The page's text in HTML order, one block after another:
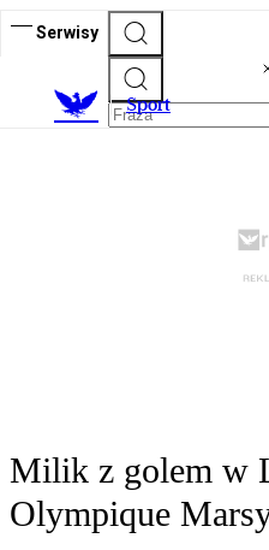
Serwisy
Sport
Milik z golem w
Olympique